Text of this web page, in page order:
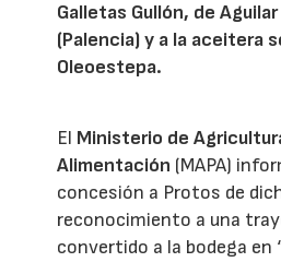
Galletas Gullón, de
(Palencia) y a la aceitera
Oleoestepa.
El Ministerio de
Alimentación (MAPA)
concesión a Protos de
reconocimiento a una
convertido a la bodega en